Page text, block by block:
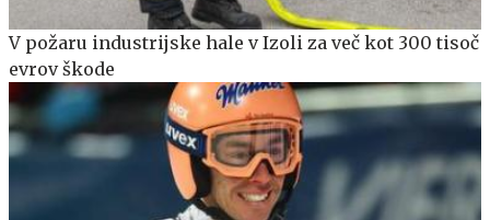
V požaru industrijske hale v Izoli za več kot 300 tisoč
evrov škode